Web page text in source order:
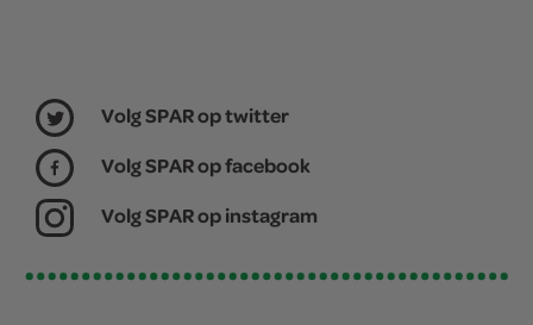
Volg SPAR op twitter
Volg SPAR op facebook
Volg SPAR op instagram